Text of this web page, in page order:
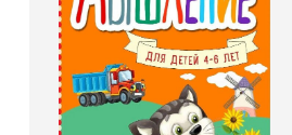
Издательство
Эксмодетство